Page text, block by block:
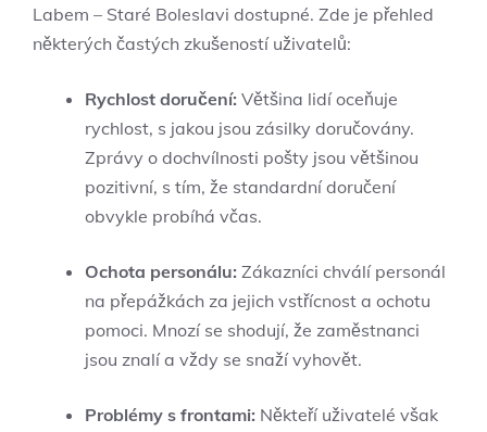
Labem – Staré Boleslavi dostupné. Zde je přehled
některých častých zkušeností uživatelů:
Rychlost doručení: Většina lidí oceňuje
rychlost, s jakou jsou zásilky doručovány.
Zprávy o dochvílnosti pošty jsou většinou
pozitivní, s tím, že standardní doručení
obvykle probíhá včas.
Ochota personálu: Zákazníci chválí personál
na přepážkách za jejich vstřícnost a ochotu
pomoci. Mnozí se shodují, že zaměstnanci
jsou znalí a vždy se snaží vyhovět.
Problémy s frontami: Někteří uživatelé však